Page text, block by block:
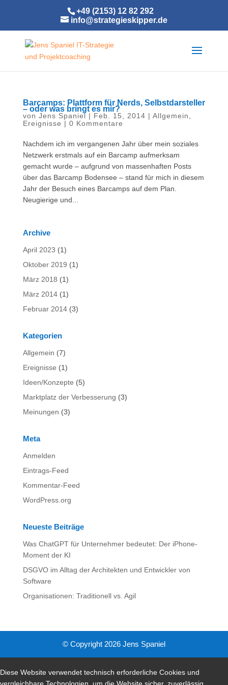
+49 (2153) 12 82 292
info@strategieskipper.de
Barcamps: Plattform für Nerds, Selbstdarsteller
– oder was bringt es mir?
von Jens Spaniel| Feb. 15, 2014 | Allgemein
Ereignisse | 0 Kommentare
Nachdem ich im vergangenen Jahr über mein soziales
Netzwerk erstmals auf ein Barcamp aufmerksam
gemacht wurde – aufgrund von massenhaften Posts
über das Barcamp Bodensee – stand für mich in diesem
Jahr der Besuch ei​nes Barcamps auf dem Plan.
Neugierige und...
Archive
April 2023 (1)
Oktober 2019 (1)
März 2018 (1)
März 2014(1)
Februar 2014(3)
Kategorien
Allgemein (7)
Ereignisse (1)
Ideen/Konzepte (5)
Marktplatz der Verbesserung (3)
Meinungen (3)
Meta
Anmelden
Eintrags-Feed
Kommentar-Feed
WordPress.org
Neueste Beiträge
Was ChatGPT für Unternehmer bedeutet: Der iPhone-
Moment der KI
DSGVO im Alltag der Architekten und Entwickler von
Software
Organisationen: Traditionell vs. Agil
© Copyright 2026 Jens Spaniel
Diese Website verwendet technisch erforderliche Cookies und